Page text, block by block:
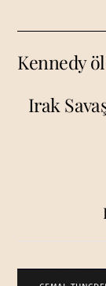
Kennedy
Irak